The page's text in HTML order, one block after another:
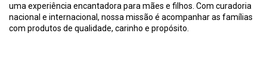
uma experiência encantadora para mães e filhos. Com curadoria
nacional e internacional, nossa missão é acompanhar as famílias
com produtos de qualidade, carinho e propósito.